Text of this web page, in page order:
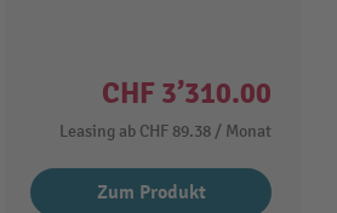
CHF 3’310.00
Leasing ab CHF 89.38 / Monat
Zum Produkt